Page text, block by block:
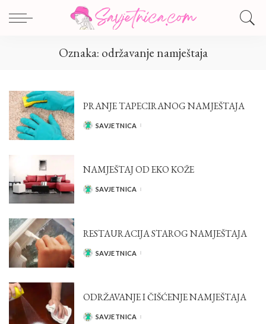
Oznaka: održavanje namještaja
PRANJE TAPECIRANOG NAMJEŠTAJA
POSTED
SAVJETNICA
NAMJEŠTAJ OD EKO KOŽE
POSTED
SAVJETNICA
RESTAURACIJA STAROG NAMJEŠTAJA
POSTED
SAVJETNICA
ODRŽAVANJE I ČIŠĆENJE NAMJEŠTAJA
POSTED
SAVJETNICA